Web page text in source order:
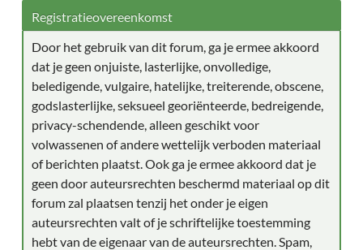
Registratieovereenkomst
Door het gebruik van dit forum, ga je ermee akkoord
dat je geen onjuiste, lasterlijke, onvolledige,
beledigende, vulgaire, hatelijke, treiterende, obscene,
godslasterlijke, seksueel georiënteerde, bedreigende,
privacy-schendende, alleen geschikt voor
volwassenen of andere wettelijk verboden materiaal
of berichten plaatst. Ook ga je ermee akkoord dat je
geen door auteursrechten beschermd materiaal op dit
forum zal plaatsen tenzij het onder je eigen
auteursrechten valt of je schriftelijke toestemming
hebt van de eigenaar van de auteursrechten. Spam,